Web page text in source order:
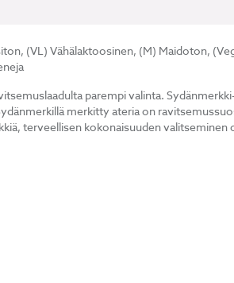
(VL) Vähälaktoosinen, (M) Maidoton,
parempi valinta.
merkitty ateria on
terveellisen kokonaisuuden valitseminen